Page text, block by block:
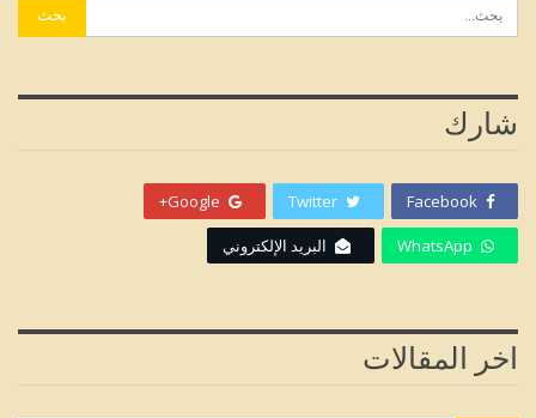
شارك
Facebook
Twitter
Google+
WhatsApp البريد الإلكتروني
اخر المقالات